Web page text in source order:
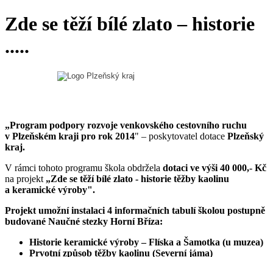
Zde se těží bílé zlato – historie
.....
„Program podpory rozvoje venkovského cestovního ruchu
v Plzeňském kraji pro rok 2014" – poskytovatel dotace Plzeňský
kraj.
V rámci tohoto programu škola obdržela dotaci ve výši 40 000,- Kč
na projekt „Zde se těží bílé zlato - historie těžby kaolinu
a keramické výroby".
Projekt umožní instalaci 4 informačních tabulí školou postupně
budované Naučné stezky Horní Bříza:
Historie keramické výroby – Flíska a Šamotka (u muzea)
Prvotní způsob těžby kaolinu (Severní jáma)